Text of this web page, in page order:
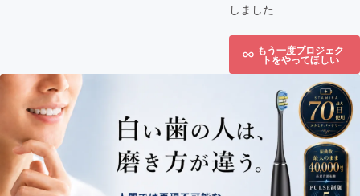
しました
もう一度プロジェク
トをやってほしい